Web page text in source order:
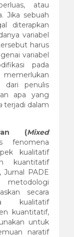
atau
Jika sebuah
diterapkan
variabel
harus
variabel
pada
memerlukan
dari penulis
apa yang
terjadi dalam
(Mixed
fenomena
kualitatif
kuantitatif
Jurnal PADE
metodologi
secara
kualitatif
kuantitatif,
untuk
naratif